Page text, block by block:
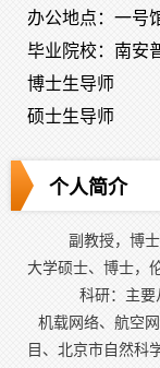
办公地点：一号
毕业院校：南安
博士生导师
硕士生导师
个人简介
副教授，博
大学硕士、博士，
科研：主要
机载网络、航空
目、北京市自然科